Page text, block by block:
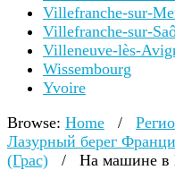
Villefranche-sur-
Villefranche-sur-
Villeneuve-lès-
Wissembourg
Yvoire
Browse: Home /
Лазурный берег
(Грас)
/ На машине в